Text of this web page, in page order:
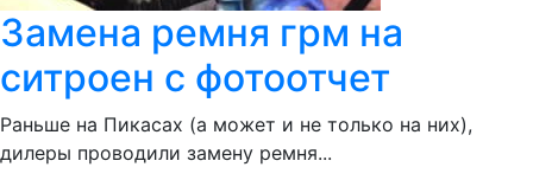
Замена ремня грм на
ситроен с фотоотчет
Раньше на Пикасах (а может и не только на них),
дилеры проводили замену ремня...